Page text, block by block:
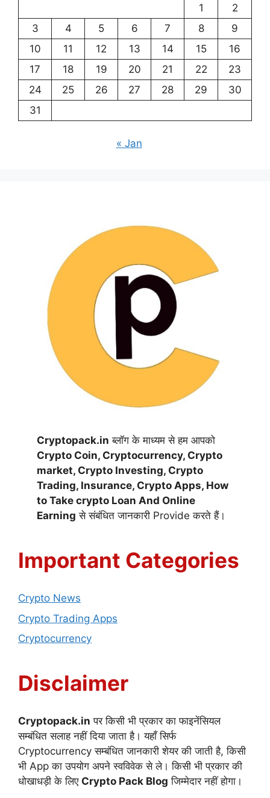
1
2
3
4 5 6 7 8
9
10
11 12 13 14 15
16
17
18 19 20 21 22
23
24
25 26 27 28 29
30
31
« Jan
Cryptopack.in ब्लॉग के माध्यम से हम आपको
Crypto Coin, Cryptocurrency, Crypto
market, Crypto Investing, Crypto
Trading, Insurance, Crypto Apps, How
to Take crypto Loan And Online
Earning से संबंधित जानकारी Provide करते हैं।
Important Categories
Crypto News
Crypto Trading Apps
Cryptocurrency
Disclaimer
Cryptopack.in पर किसी भी प्रकार का फाइनेंसियल
सम्बंधित सलाह नहीं दिया जाता है। यहाँ सिर्फ
Cryptocurrency सम्बंधित जानकारी शेयर की जाती है, किसी
भी App का उपयोग अपने स्वविवेक से ले। किसी भी प्रकार की
धोखाधड़ी के लिए Crypto Pack Blog जिम्मेदार नहीं होगा।